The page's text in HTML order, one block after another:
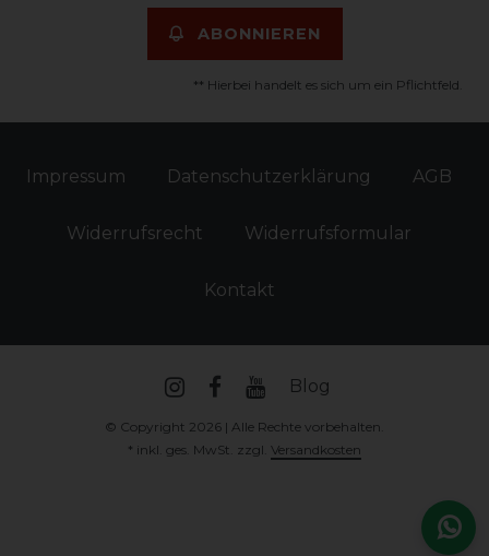
ABONNIEREN
** Hierbei handelt es sich um ein Pflichtfeld.
Impressum Daten­schutz­erklärung AGB
Widerrufs­recht Widerrufs­formular
Kontakt
Blog
© Copyright 2026 | Alle Rechte vorbehalten.
* inkl. ges. MwSt. zzgl. Versandkosten